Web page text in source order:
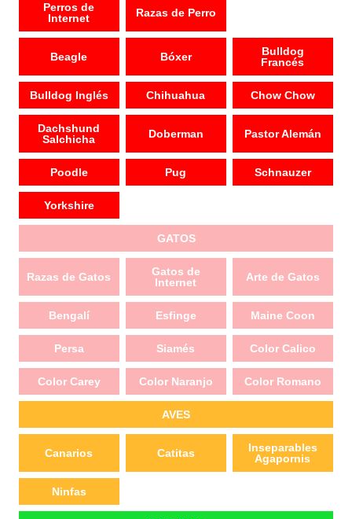
Perros de
Internet
Razas de Perro
Beagle Bóxer
Bulldog
Francés
Bulldog Inglés Chihuahua Chow Chow
Dachshund
Salchicha
Doberman Pastor Alemán
Poodle Pug Schnauzer
Yorkshire
GATOS
Razas de Gatos
Gatos de
Internet
Arte de Gatos
Bengalí Esfinge Maine Coon
Persa Siamés Color Calico
Color Carey Color Naranjo Color Romano
AVES
Canarios Catitas
Inseparables
Agapornis
Ninfas